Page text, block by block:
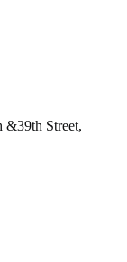
&39th Street,